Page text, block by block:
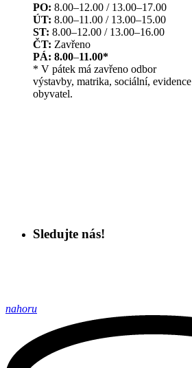
PO: 8.00–12.00 / 13.00–17.00
ÚT: 8.00–11.00 / 13.00–15.00
ST: 8.00–12.00 / 13.00–16.00
ČT: Zavřeno
PÁ: 8.00–11.00*
* V pátek má zavřeno odbor
výstavby, matrika, sociální, evidence
obyvatel.
Sledujte nás!
nahoru